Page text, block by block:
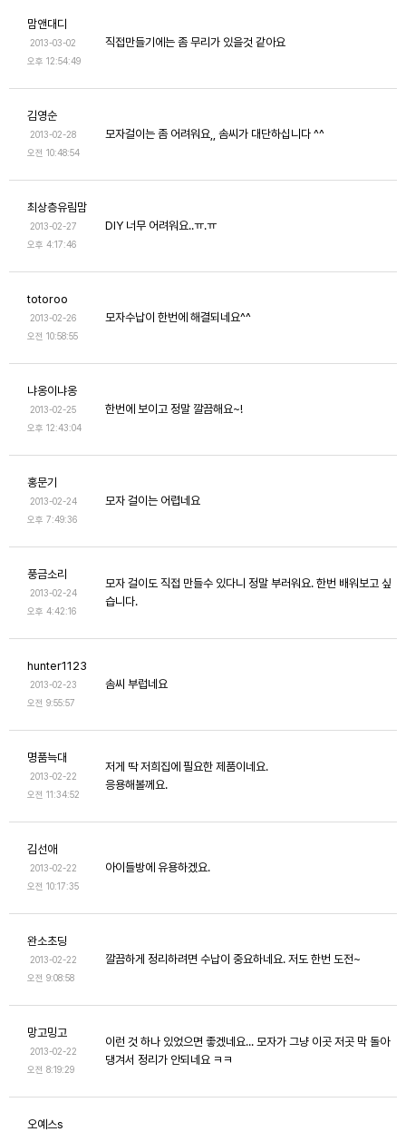
맘앤대디
2013-03-02
오후 12:54:49
직접만들기에는 좀 무리가 있을것 같아요
김영순
2013-02-28
오전 10:48:54
모자걸이는 좀 어려워요,, 솜씨가 대단하십니다 ^^
최상층유림맘
2013-02-27
오후 4:17:46
DIY 너무 어려워요..ㅠ.ㅠ
totoroo
2013-02-26
오전 10:58:55
모자수납이 한번에 해결되네요^^
냐옹이냐옹
2013-02-25
오후 12:43:04
한번에 보이고 정말 깔끔해요~!
홍문기
2013-02-24
오후 7:49:36
모자 걸이는 어렵네요
풍금소리
2013-02-24
오후 4:42:16
모자 걸이도 직접 만들수 있다니 정말 부러워요. 한번 배워보고 싶
습니다.
hunter1123
2013-02-23
오전 9:55:57
솜씨 부럽네요
명품늑대
2013-02-22
오전 11:34:52
저게 딱 저희집에 필요한 제품이네요.
응용해볼께요.
김선애
2013-02-22
오전 10:17:35
아이들방에 유용하겠요.
완소초딩
2013-02-22
오전 9:08:58
깔끔하게 정리하려면 수납이 중요하네요. 저도 한번 도전~
망고밍고
2013-02-22
오전 8:19:29
이런 것 하나 있었으면 좋겠네요... 모자가 그냥 이곳 저곳 막 돌아
댕겨서 정리가 안되네요 ㅋㅋ
오예스s